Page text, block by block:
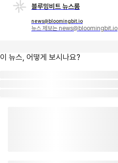
블루밍비트 뉴스룸
news@bloomingbit.io
뉴스 제보는 news@bloomingbit.io
이 뉴스, 어떻게 보시나요?